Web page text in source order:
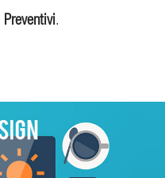
Preventivi.